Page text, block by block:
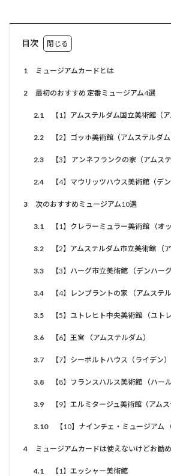
目次
1 ミュージアムカードとは
2 最初のおすすめ 定番ミュージアム4選
2.1 【1】アムステルダム国立美術館（ア
2.2 【2】ゴッホ美術館（アムステルダム
2.3 【3】 アンネフランクの家（アムステ
2.4 【4】マウリッツハウス美術館（デン
3 次のおすすめミュージアム10選
3.1 【1】クレラーミュラー美術館 （オ
3.2 【2】アムステルダム市立美術館 （
3.3 【3】ハーグ市立美術館 （デンハーグ
3.4 【4】レンブラントの家 （アムステル
3.5 【5】ユトレヒト中央美術館 （ユトレ
3.6 【6】王宮 （アムステルダム）
3.7 【7】シーボルトハウス（ライデン）
3.8 【8】フランスハルス美術館 （ハール
3.9 【9】エルミタージュ美術館（アムス
3.10 【10】ナインチェ・ミュージアム
4 ミュージアムカードは使えないけどお勧め
4.1 【1】エッシャー美術館